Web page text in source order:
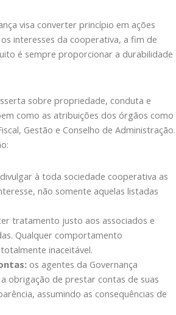
visa converter princípio em ações
interesses da cooperativa, a fim de
é sempre proporcionar a durabilidade
sobre propriedade, conduta e
como as atribuições dos órgãos como
Gestão e Conselho de Administração.
divulgar à toda sociedade cooperativa as
não somente aquelas listadas
tratamento justo aos associados e
Qualquer comportamento
inaceitável.
os agentes da Governança
obrigação de prestar contas de suas
assumindo as consequências de